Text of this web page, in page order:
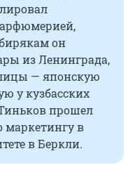
он
из Ленинграда,
— японскую
у кузбасских
прошел
маркетингу в
в Беркли.